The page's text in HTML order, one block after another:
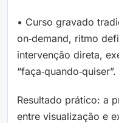
• Curso gravado
on‑demand, ritmo
intervenção direta,
“faça‑quando‑quiser”.
Resultado prático: a
entre visualização e